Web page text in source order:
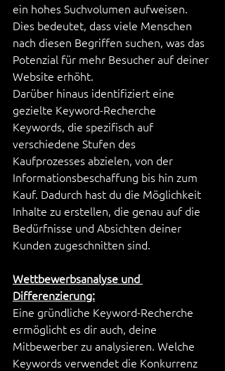
ein hohes Suchvolumen aufweisen.
Dies bedeutet, dass viele Menschen
nach diesen Begriffen suchen, was das
Potenzial für mehr Besucher auf deiner
Website erhöht.
Darüber hinaus identifiziert eine
gezielte Keyword-Recherche
Keywords, die spezifisch auf
verschiedene Stufen des
Kaufprozesses abzielen, von der
Informationsbeschaffung bis hin zum
Kauf. Dadurch hast du die Möglichkeit
Inhalte zu erstellen, die genau auf die
Bedürfnisse und Absichten deiner
Kunden zugeschnitten sind.
Wettbewerbsanalyse und
Differenzierung:
Eine gründliche Keyword-Recherche
ermöglicht es dir auch, deine
Mitbewerber zu analysieren. Welche
Keywords verwendet die Konkurrenz